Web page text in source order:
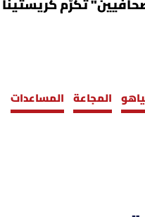
تكرّم
المجاعة المساعدات